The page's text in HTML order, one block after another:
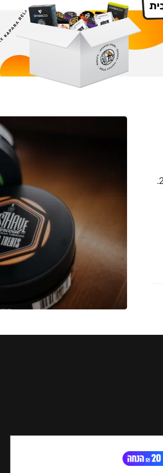
חברת Musthave היא אחת מחברות הטבק הפופולריות ביותר של 2019-2020.